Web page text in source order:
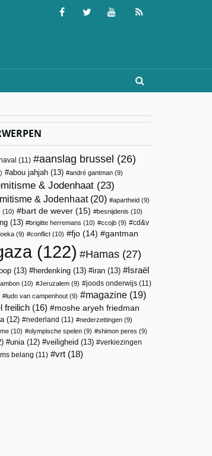
(11) aanslag brussel (26)
abou jahjah (13) andré gantman (9)
& Jodenhaat (23)
& Jodenhaat(20) apartheid (9)
(10) bart de wever (15) besnijdenis (10)
(13) brigitte herremans (10) ccojb (9)
cd&v
(9) conflict (10) fjo (14) gantman
(122) Hamas (27)
(13) herdenking (13) iran (13)
Israël
(10) Jeruzalem (9) joods onderwijs (11)
ludo van campenhout (9) magazine (19)
freilich (16)
moshe aryeh friedman
(12) nederland (11) nederzettingen (9)
(10) olympische spelen (9) shimon peres (9)
unia(12) veiligheid (13)
verkiezingen
belang (11) vrt (18)